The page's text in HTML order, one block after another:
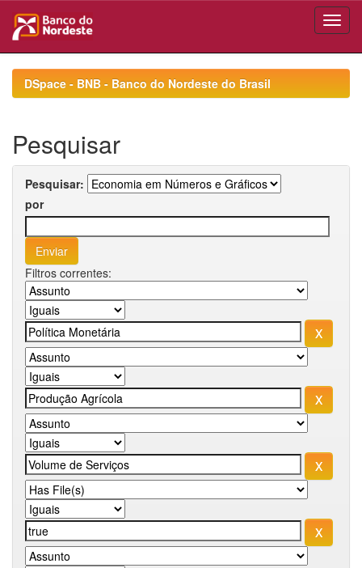
navigationDSpace - BNB - Banco do Nordeste do Brasil
Pesquisar
Pesquisar:
por
Filtros correntes: